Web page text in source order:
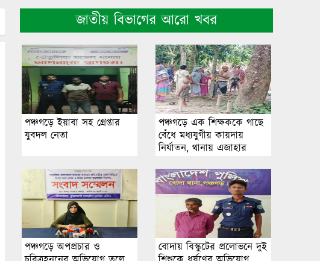
জাতীয় বিভাগের আরো খবর
পঞ্চগড়ে ইয়াবা সহ গ্রেপ্তার
যুবদল নেতা
পঞ্চগড়ে এক শিক্ষককে গাছে
বেঁধে মধ্যযুগীয় কায়দায়
নির্যাতন, থানায় এজাহার
পঞ্চগড়ে অপপ্রচার ও
বোদায় বিস্কুটের প্রলোভনে দুই